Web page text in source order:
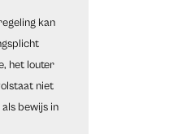
kan
het louter
niet
bewijs in